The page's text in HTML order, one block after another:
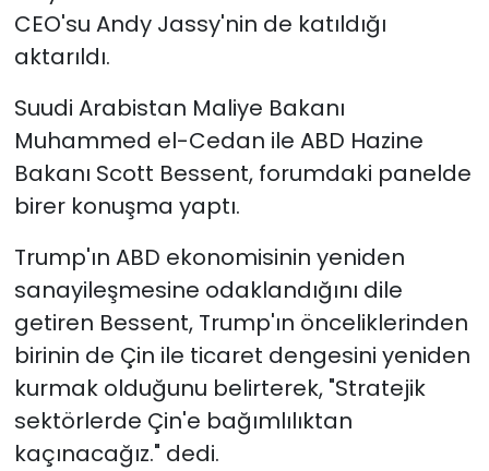
CEO'su Andy Jassy'nin de katıldığı
aktarıldı.
Suudi Arabistan Maliye Bakanı
Muhammed el-Cedan ile ABD Hazine
Bakanı Scott Bessent, forumdaki panelde
birer konuşma yaptı.
Trump'ın ABD ekonomisinin yeniden
sanayileşmesine odaklandığını dile
getiren Bessent, Trump'ın önceliklerinden
birinin de Çin ile ticaret dengesini yeniden
kurmak olduğunu belirterek, "Stratejik
sektörlerde Çin'e bağımlılıktan
kaçınacağız." dedi.